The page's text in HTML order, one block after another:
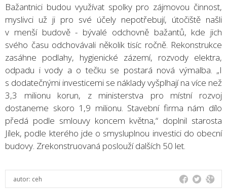
Bažantnici budou využívat spolky pro zájmovou činnost,
myslivci už ji pro své účely nepotřebují, útočiště našli
v menší budově - bývalé odchovně bažantů, kde jich
svého času odchovávali několik tisíc ročně. Rekonstrukce
zasáhne podlahy, hygienické zázemí, rozvody elektra,
odpadu i vody a o tečku se postará nová výmalba. „I
s dodatečnými investicemi se náklady vyšplhají na více než
3,3 milionu korun, z ministerstva pro místní rozvoj
dostaneme skoro 1,9 milionu. Stavební firma nám dílo
předá podle smlouvy koncem května,“ doplnil starosta
Jílek, podle kterého jde o smysluplnou investici do obecní
budovy. Zrekonstruovaná poslouží dalších 50 let.
autor: ceh